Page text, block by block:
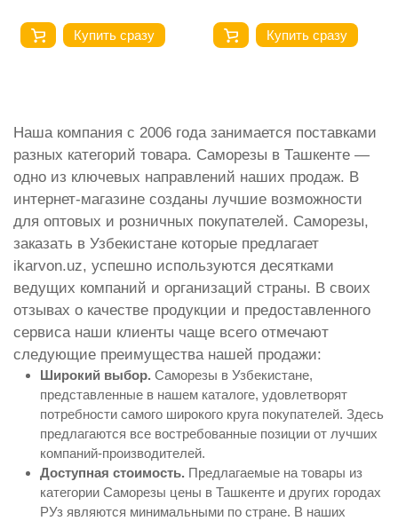
Купить сразу Купить сразу
Наша компания с 2006 года занимается поставками
разных категорий товара. Саморезы в Ташкенте —
одно из ключевых направлений наших продаж. В
интернет-магазине созданы лучшие возможности
для оптовых и розничных покупателей. Саморезы,
заказать в Узбекистане которые предлагает
ikarvon.uz, успешно используются десятками
ведущих компаний и организаций страны. В своих
отзывах о качестве продукции и предоставленного
сервиса наши клиенты чаще всего отмечают
следующие преимущества нашей продажи:
Широкий выбор. Саморезы в Узбекистане,
представленные в нашем каталоге, удовлетворят
потребности самого широкого круга покупателей. Здесь
предлагаются все востребованные позиции от лучших
компаний-производителей.
Доступная стоимость. Предлагаемые на товары из
категории Саморезы цены в Ташкенте и других городах
РУз являются минимальными по стране. В наших